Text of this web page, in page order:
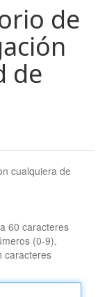
de
de
cualquiera de
60 caracteres
(0-9),
caracteres